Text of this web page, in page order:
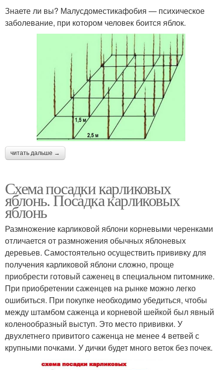
Знаете ли вы? Малусдоместикафобия — психическое
заболевание, при котором человек боится яблок.
читать дальше →
Схема посадки карликовых
яблонь. Посадка карликовых
яблонь
Размножение карликовой яблони корневыми черенками
отличается от размножения обычных яблоневых
деревьев. Самостоятельно осуществить прививку для
получения карликовой яблони сложно, проще
приобрести готовый саженец в специальном питомнике.
При приобретении саженцев на рынке можно легко
ошибиться. При покупке необходимо убедиться, чтобы
между штамбом саженца и корневой шейкой был явный
коленообразный выступ. Это место прививки. У
двухлетнего привитого саженца не менее 4 ветвей с
крупными почками. У дички будет много веток без почек.